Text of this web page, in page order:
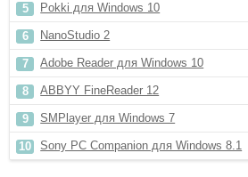
Pokki для Windows 10
NanoStudio 2
Adobe Reader для Windows 10
ABBYY FineReader 12
SMPlayer для Windows 7
Sony PC Companion для Windows 8.1